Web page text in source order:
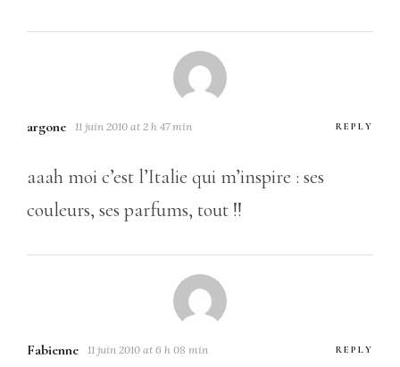
argone 11 juin 2010 at 2 h 47 min REPLY
aaah moi c’est l’Italie qui m’inspire : ses
couleurs, ses parfums, tout !!
Fabienne 11 juin 2010 at 6 h 08 min REPLY